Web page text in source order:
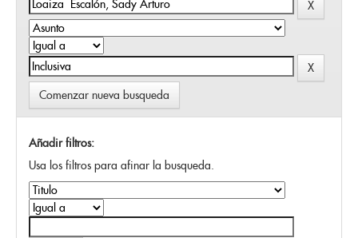
Comenzar nueva busqueda
Añadir filtros:
Usa los filtros para afinar la busqueda.